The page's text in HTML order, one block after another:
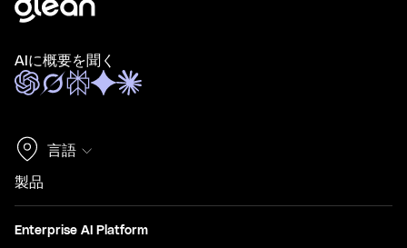
AIに概要を聞く
言語
製品
Enterprise AI Platform